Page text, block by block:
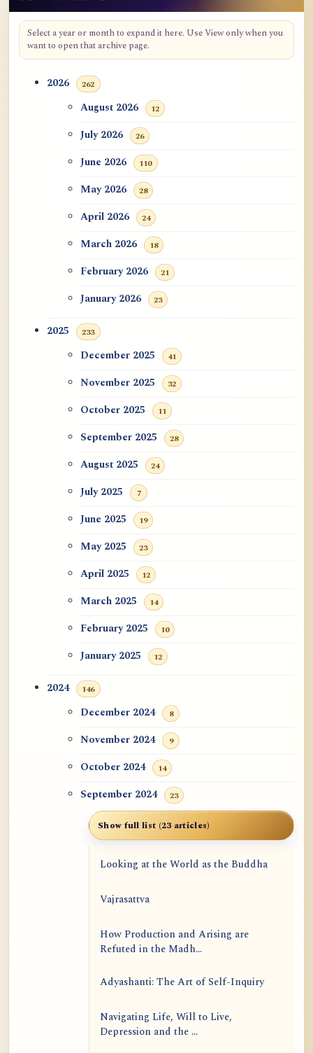
Select a year or month to expand it here. Use View only when you
want to open that archive page.
2026 262
August 2026 12
July 2026 26
June 2026 110
May 2026 28
April 2026 24
March 2026 18
February 2026 21
January 2026 23
2025 233
December 2025 41
November 2025 32
October 2025 11
September 2025 28
August 2025 24
July 2025 7
June 2025 19
May 2025 23
April 2025 12
March 2025 14
February 2025 10
January 2025 12
2024 146
December 2024 8
November 2024 9
October 2024 14
September 2024 23
Show full list (23 articles)
Looking at the World as the Buddha
Vajrasattva
How Production and Arising are
Refuted in the Madh...
Adyashanti: The Art of Self-Inquiry
Navigating Life, Will to Live,
Depression and the ...